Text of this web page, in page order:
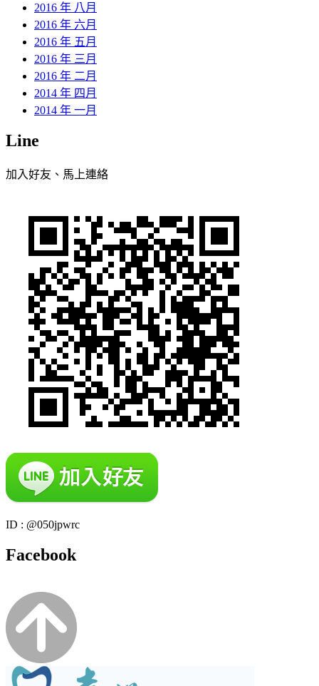
2016 年 八月
2016 年 六月
2016 年 五月
2016 年 三月
2016 年 二月
2014 年 四月
2014 年 一月
Line
加入好友、馬上連絡
ID : @050jpwrc
Facebook